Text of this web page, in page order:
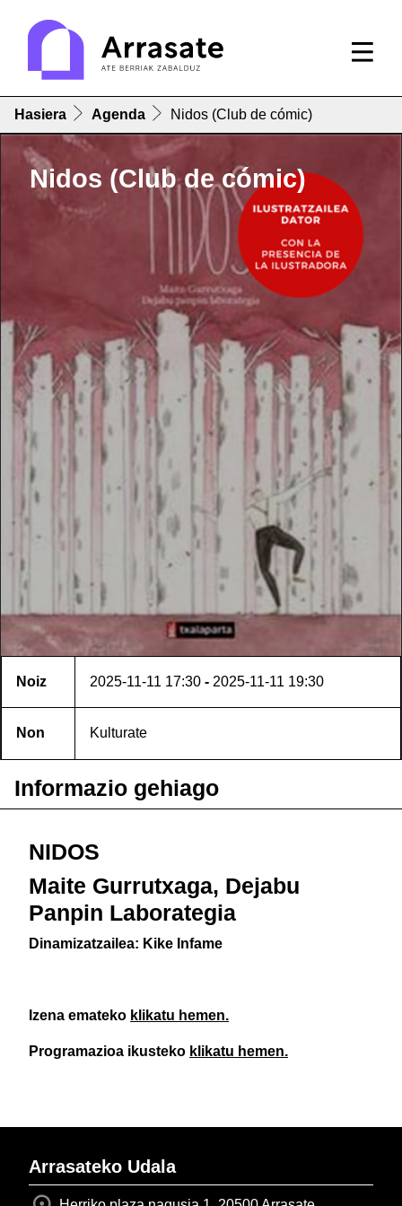
Hasiera Agenda Nidos (Club de cómic)
Nidos (Club de cómic)
Noiz 2025-11-11 17:30 - 2025-11-11 19:30
Non Kulturate
Informazio gehiago
NIDOS
Maite Gurrutxaga, Dejabu
Panpin Laborategia
Dinamizatzailea: Kike Infame
Izena emateko klikatu hemen.
Programazioa ikusteko klikatu hemen.
Arrasateko Udala